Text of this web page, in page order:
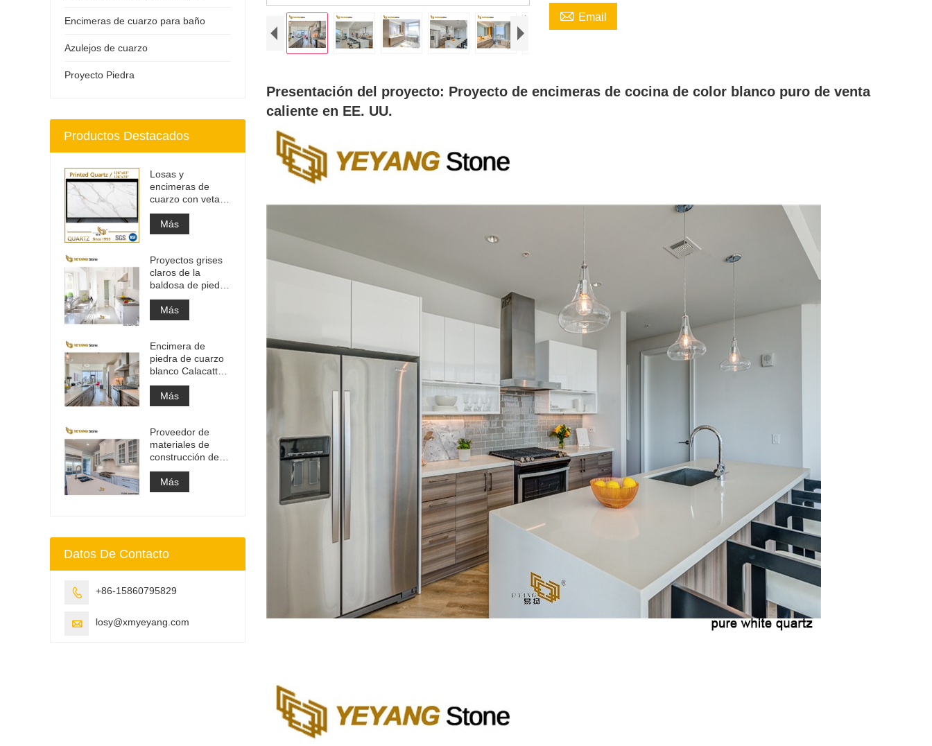
 Email
Presentación del proyecto: Proyecto de encimeras de cocina de color blanco puro de venta
caliente en EE. UU.
Encimeras de cuarzo para baño
Azulejos de cuarzo
Proyecto Piedra
Productos Destacados
Losas y
encimeras de
cuarzo con veta
gris impresa |
Cuarzo impreso
de cuerpo entero
Más
Proyectos grises
claros de la
baldosa de piedra
del material de
construcción de
alta calidad
Más
Encimera de
piedra de cuarzo
blanco Calacatta
de ingeniería
artificial, encimera
de tocador y losa
trabajo
Más
Proveedor de
materiales de
construcción de
superficie sólida
de piedra de
cuarzo artificial
Más
Datos De Contacto
 +86-15860795829
 losy@xmyeyang.com